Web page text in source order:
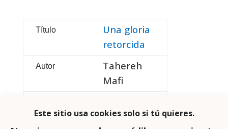
Título
Una gloria
retorcida
Autor
Tahereh
Mafi